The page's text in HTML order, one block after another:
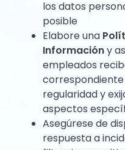
los datos
posible
Elabore una
Informacióny
empleados
correspondiente
regularidad y
aspectos
Asegúrese de
respuesta a